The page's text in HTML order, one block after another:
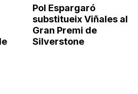
Pol Espargaró
substitueix Viñales al
Gran Premi de
Silverstone